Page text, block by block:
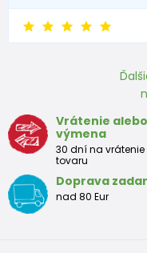
Vrátenie alebo
výmena
30 dní na vrátenie
tovaru
Doprava
nad 80 Eur